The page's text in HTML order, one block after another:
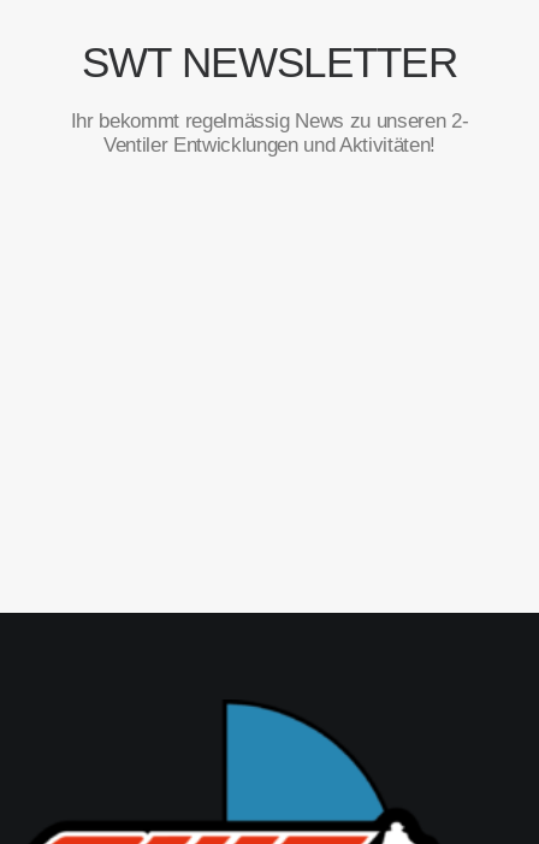
SWT NEWSLETTER
Ihr bekommt regelmässig News zu unseren 2-
Ventiler Entwicklungen und Aktivitäten!